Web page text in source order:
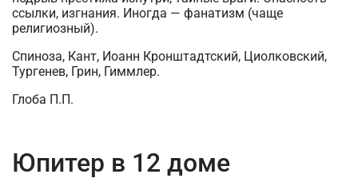
ссылки, изгнания. Иногда — фанатизм (чаще
религиозный).
Спиноза, Кант, Иоанн Кронштадтский, Циолковский,
Тургенев, Грин, Гиммлер.
Глоба П.П.
Юпитер в 12 доме